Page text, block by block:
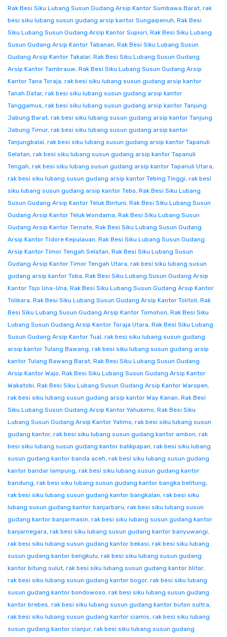
Rak Besi Siku Lubang Susun Gudang Arsip Kantor Sumbawa Barat, rak
besi siku lubang susun gudang arsip kantor Sungaipenuh, Rak Besi
Siku Lubang Susun Gudang Arsip Kantor Supiori, Rak Besi Siku Lubang
Susun Gudang Arsip Kantor Tabanan, Rak Besi Siku Lubang Susun
Gudang Arsip Kantor Takalar, Rak Besi Siku Lubang Susun Gudang
Arsip Kantor Tambrauw, Rak Besi Siku Lubang Susun Gudang Arsip
Kantor Tana Toraja, rak besi siku lubang susun gudang arsip kantor
Tanah Datar, rak besi siku lubang susun gudang arsip kantor
Tanggamus, rak besi siku lubang susun gudang arsip kantor Tanjung
Jabung Barat, rak besi siku lubang susun gudang arsip kantor Tanjung
Jabung Timur, rak besi siku lubang susun gudang arsip kantor
Tanjungbalai, rak besi siku lubang susun gudang arsip kantor Tapanuli
Selatan, rak besi siku lubang susun gudang arsip kantor Tapanuli
Tengah, rak besi siku lubang susun gudang arsip kantor Tapanuli Utara,
rak besi siku lubang susun gudang arsip kantor Tebing Tinggi, rak besi
siku lubang susun gudang arsip kantor Tebo, Rak Besi Siku Lubang
Susun Gudang Arsip Kantor Teluk Bintuni, Rak Besi Siku Lubang Susun
Gudang Arsip Kantor Teluk Wondama, Rak Besi Siku Lubang Susun
Gudang Arsip Kantor Ternate, Rak Besi Siku Lubang Susun Gudang
Arsip Kantor Tidore Kepulauan, Rak Besi Siku Lubang Susun Gudang
Arsip Kantor Timor Tengah Selatan, Rak Besi Siku Lubang Susun
Gudang Arsip Kantor Timor Tengah Utara, rak besi siku lubang susun
gudang arsip kantor Toba, Rak Besi Siku Lubang Susun Gudang Arsip
Kantor Tojo Una-Una, Rak Besi Siku Lubang Susun Gudang Arsip Kantor
Tolikara, Rak Besi Siku Lubang Susun Gudang Arsip Kantor Tolitoli, Rak
Besi Siku Lubang Susun Gudang Arsip Kantor Tomohon, Rak Besi Siku
Lubang Susun Gudang Arsip Kantor Toraja Utara, Rak Besi Siku Lubang
Susun Gudang Arsip Kantor Tual, rak besi siku lubang susun gudang
arsip kantor Tulang Bawang, rak besi siku lubang susun gudang arsip
kantor Tulang Bawang Barat, Rak Besi Siku Lubang Susun Gudang
Arsip Kantor Wajo, Rak Besi Siku Lubang Susun Gudang Arsip Kantor
Wakatobi, Rak Besi Siku Lubang Susun Gudang Arsip Kantor Waropen,
rak besi siku lubang susun gudang arsip kantor Way Kanan, Rak Besi
Siku Lubang Susun Gudang Arsip Kantor Yahukimo, Rak Besi Siku
Lubang Susun Gudang Arsip Kantor Yalimo, rak besi siku lubang susun
gudang kantor, rak besi siku lubang susun gudang kantor ambon, rak
besi siku lubang susun gudang kantor balikpapan, rak besi siku lubang
susun gudang kantor banda aceh, rak besi siku lubang susun gudang
kantor bandar lampung, rak besi siku lubang susun gudang kantor
bandung, rak besi siku lubang susun gudang kantor bangka belitung,
rak besi siku lubang susun gudang kantor bangkalan, rak besi siku
lubang susun gudang kantor banjarbaru, rak besi siku lubang susun
gudang kantor banjarmasin, rak besi siku lubang susun gudang kantor
banjarnegara, rak besi siku lubang susun gudang kantor banyuwangi,
rak besi siku lubang susun gudang kantor bekasi, rak besi siku lubang
susun gudang kantor bengkulu, rak besi siku lubang susun gudang
kantor bitung sulut, rak besi siku lubang susun gudang kantor blitar,
rak besi siku lubang susun gudang kantor bogor, rak besi siku lubang
susun gudang kantor bondowoso, rak besi siku lubang susun gudang
kantor brebes, rak besi siku lubang susun gudang kantor buton sultra,
rak besi siku lubang susun gudang kantor ciamis, rak besi siku lubang
susun gudang kantor cianjur, rak besi siku lubang susun gudang